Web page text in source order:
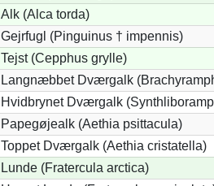
Alk (Alca torda)
Gejrfugl (Pinguinus † impennis)
Tejst (Cepphus grylle)
Langnæbbet Dværgalk
Hvidbrynet Dværgalk
Papegøjealk (Aethia psittacula)
Toppet Dværgalk (Aethia cristatella)
Lunde (Fratercula arctica)